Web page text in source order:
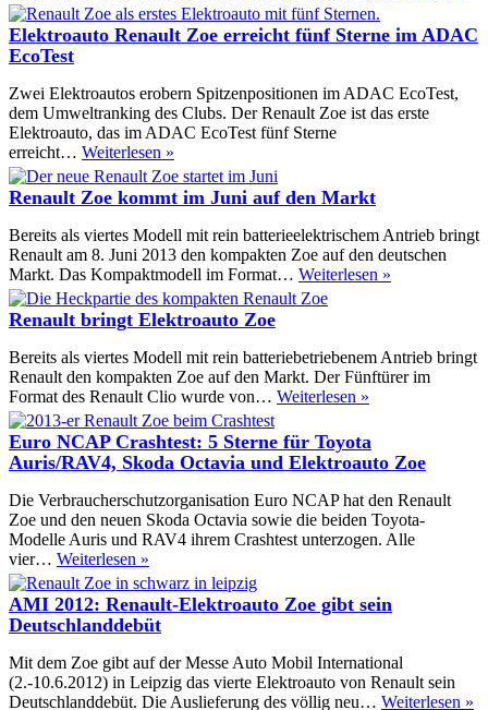
bei
Elektroauto Renault Zoe erreicht fünf Sterne im ADAC
EcoTest
Zwei Elektroautos erobern Spitzenpositionen im ADAC EcoTest,
dem Umweltranking des Clubs. Der Renault Zoe ist das erste
Elektroauto, das im ADAC EcoTest fünf Sterne
erreicht… Weiterlesen »
Renault
Zoe
erreicht
fünf
Sterne
im
ADAC
EcoTest
Renault Zoe kommt im Juni auf den Markt
Bereits als viertes Modell mit rein batterieelektrischem Antrieb bringt
Renault am 8. Juni 2013 den kompakten Zoe auf den deutschen
Markt. Das Kompaktmodell im Format… Weiterlesen »
Juni
auf
Renault bringt Elektroauto Zoe
Bereits als viertes Modell mit rein batteriebetriebenem Antrieb bringt
Renault den kompakten Zoe auf den Markt. Der Fünftürer im
Format des Renault Clio wurde von… Weiterlesen »
Zoe
Euro NCAP Crashtest: 5 Sterne für Toyota
Auris/RAV4, Skoda Octavia und Elektroauto Zoe
Die Verbraucherschutzorganisation Euro NCAP hat den Renault
Zoe und den neuen Skoda Octavia sowie die beiden Toyota-
Modelle Auris und RAV4 ihrem Crashtest unterzogen. Alle
vier… Weiterlesen »
NCAP
Crashtest:
5
Sterne
für
Toyota
Auris/RAV4,
AMI 2012: Renault-Elektroauto Zoe gibt sein
Deutschlanddebüt
Mit dem Zoe gibt auf der Messe Auto Mobil International
(2.-10.6.2012) in Leipzig das vierte Elektroauto von Renault sein
Deutschlanddebüt. Die Auslieferung des völlig neu… Weiterlesen »